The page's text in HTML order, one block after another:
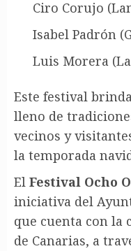
Ciro Corujo
Isabel Padrón
Luis Morera
Este festival
lleno de
vecinos y
la temporada
El Festival Ocho
iniciativa del
que cuenta con la
de Canarias, a